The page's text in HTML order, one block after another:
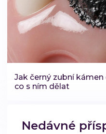
Jak černý zubní
co s ním dělat
Nedávné